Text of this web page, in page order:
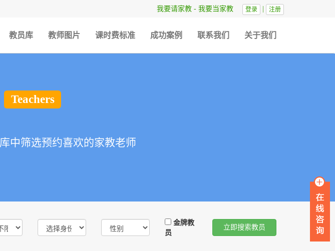
我要请家教 - 我要当家教 登录 注册
教员库 教师图片 课时费标准 成功案例 联系我们 关于我们
Teachers
筛选预约喜欢的家教老师
金牌教
员